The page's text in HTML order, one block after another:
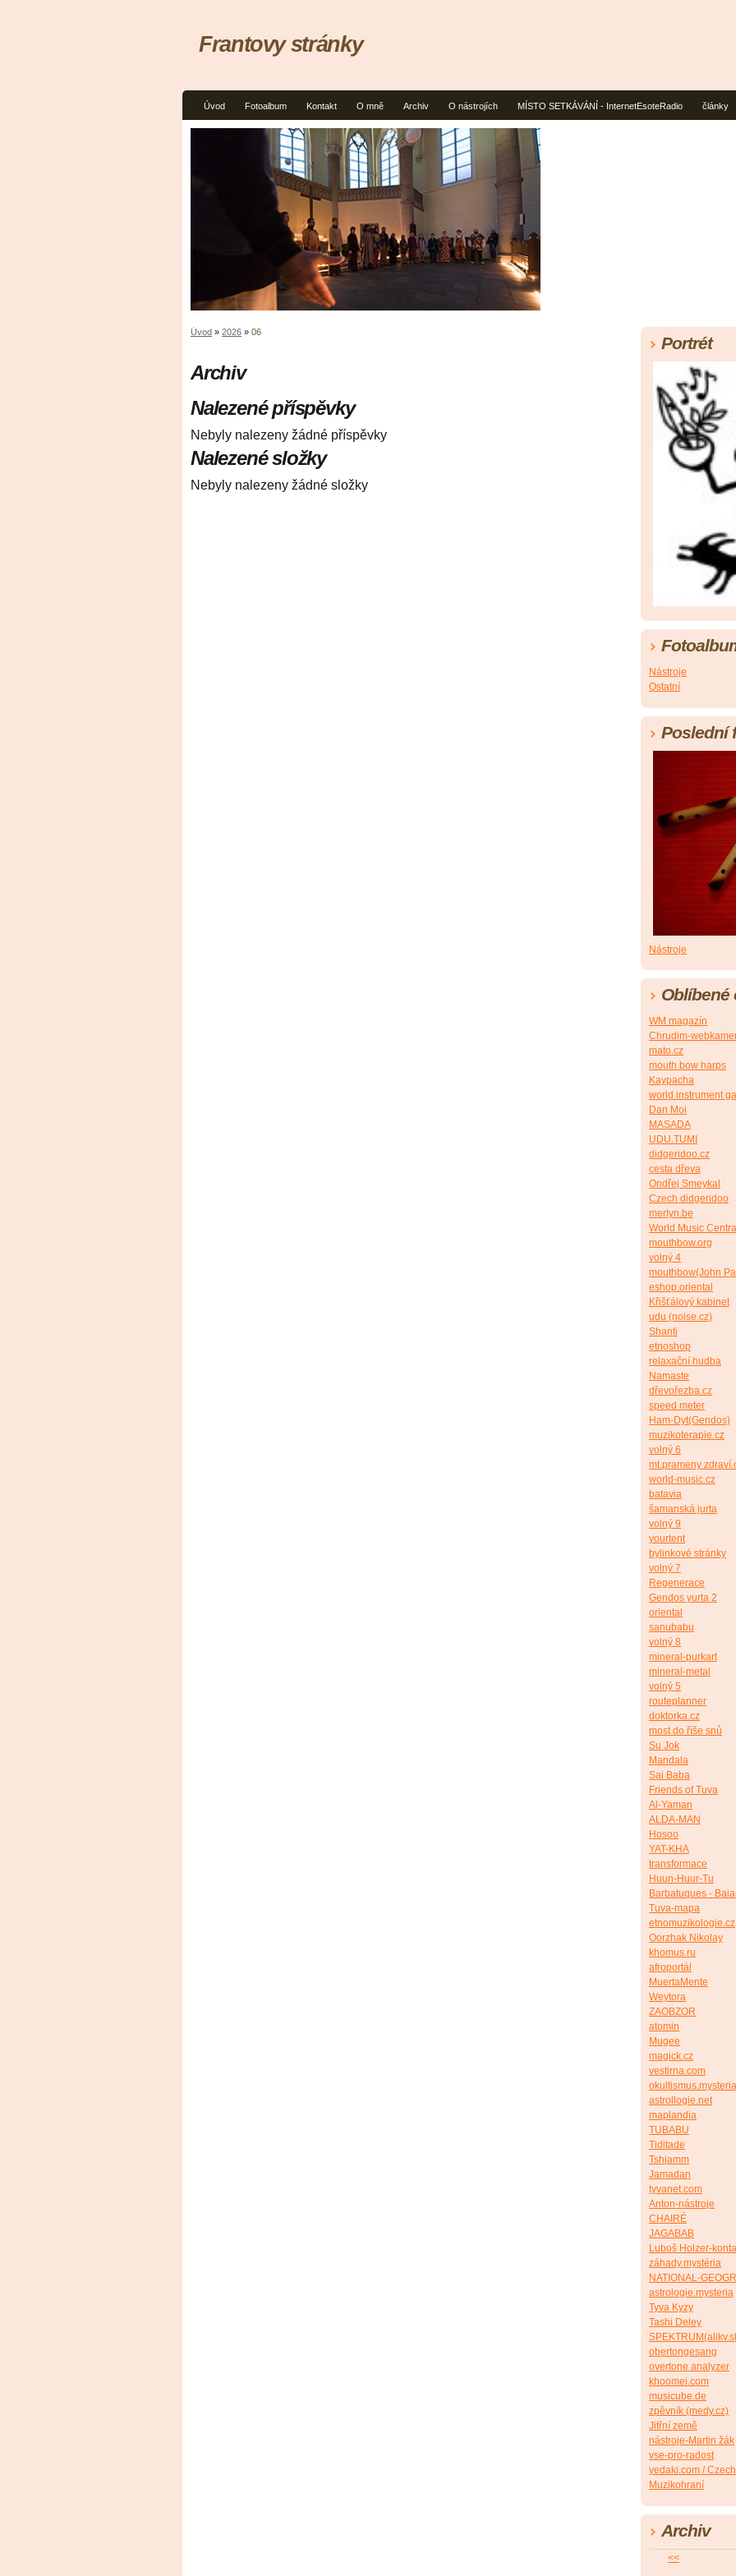
Úvod Fotoalbum Kontakt O mně Archiv O nástrojích MÍSTO SETKÁVÁNÍ - InternetEsoteRadio články
Frantovy stránky
Úvod » 2026 » 06
Archiv
Nalezené příspěvky
Nebyly nalezeny žádné příspěvky
Nalezené složky
Nebyly nalezeny žádné složky
Portrét
Nástroje
Ostatní
Poslední
Nástroje
Oblíbené
WM magazín
Chrudim-
mato.cz
mouth bow harps
Kaypacha
world instrument
Dan Moi
MASADA
UDU.TUMI
didgeridoo.cz
cesta dřeva
Ondřej Smeykal
Czech didgeridoo
merlyn.be
World Music
mouthbow.org
volný 4
mouthbow(John
eshop.oriental
Křišťálový kabinet
udu (noise.cz)
Shanti
etnoshop
relaxační hudba
Namaste
dřevořezba.cz
speed meter
Ham-Dyt(Gendos)
muzikoterapie.cz
volný 6
mt.prameny
world-music.cz
batavia
šamanská jurta
volný 9
yourtent
bylinkové stránky
volný 7
Regenerace
Gendos yurta 2
oriental
sanubabu
volný 8
mineral-purkart
mineral-metal
volný 5
routeplanner
doktorka.cz
most do říše snů
Su Jok
Mandala
Sai Baba
Friends of Tuva
Al-Yaman
ALDA-MAN
Hosoo
YAT-KHA
transformace
Huun-Huur-Tu
Barbatuques -
Tuva-mapa
etnomuzikologie.cz
Oorzhak Nikolay
khomus.ru
afroportál
MuertaMente
Weytora
ZAOBZOR
atomin
Mugee
magick.cz
vestirna.com
astrollogie.net
maplandia
TUBABU
Tiditade
Tshjamm
Jamadan
tyvanet.com
Anton-nástroje
CHAIRÉ
JAGABAB
Luboš Holzer-
záhady.mystéria
NATIONAL-
astrologie.mysteria
Tyva Kyzy
Tashi Deley
obertongesang
overtone analyzer
khoomei.com
musicube.de
zpěvník (medy.cz)
Jitřní země
nástroje-Martin žák
vse-pro-radost
yedaki.com /
Muzikohraní
Archiv
<<